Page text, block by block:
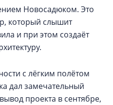
Новосадюком. Это
который слышит
и при этом создаёт
с лёгким полётом
дал замечательный
проекта в сентябре,